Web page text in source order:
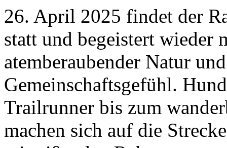
26. April 2025 findet der
statt und begeistert wieder
atemberaubender Natur
Gemeinschaftsgefühl.
Trailrunner bis zum
machen sich auf die